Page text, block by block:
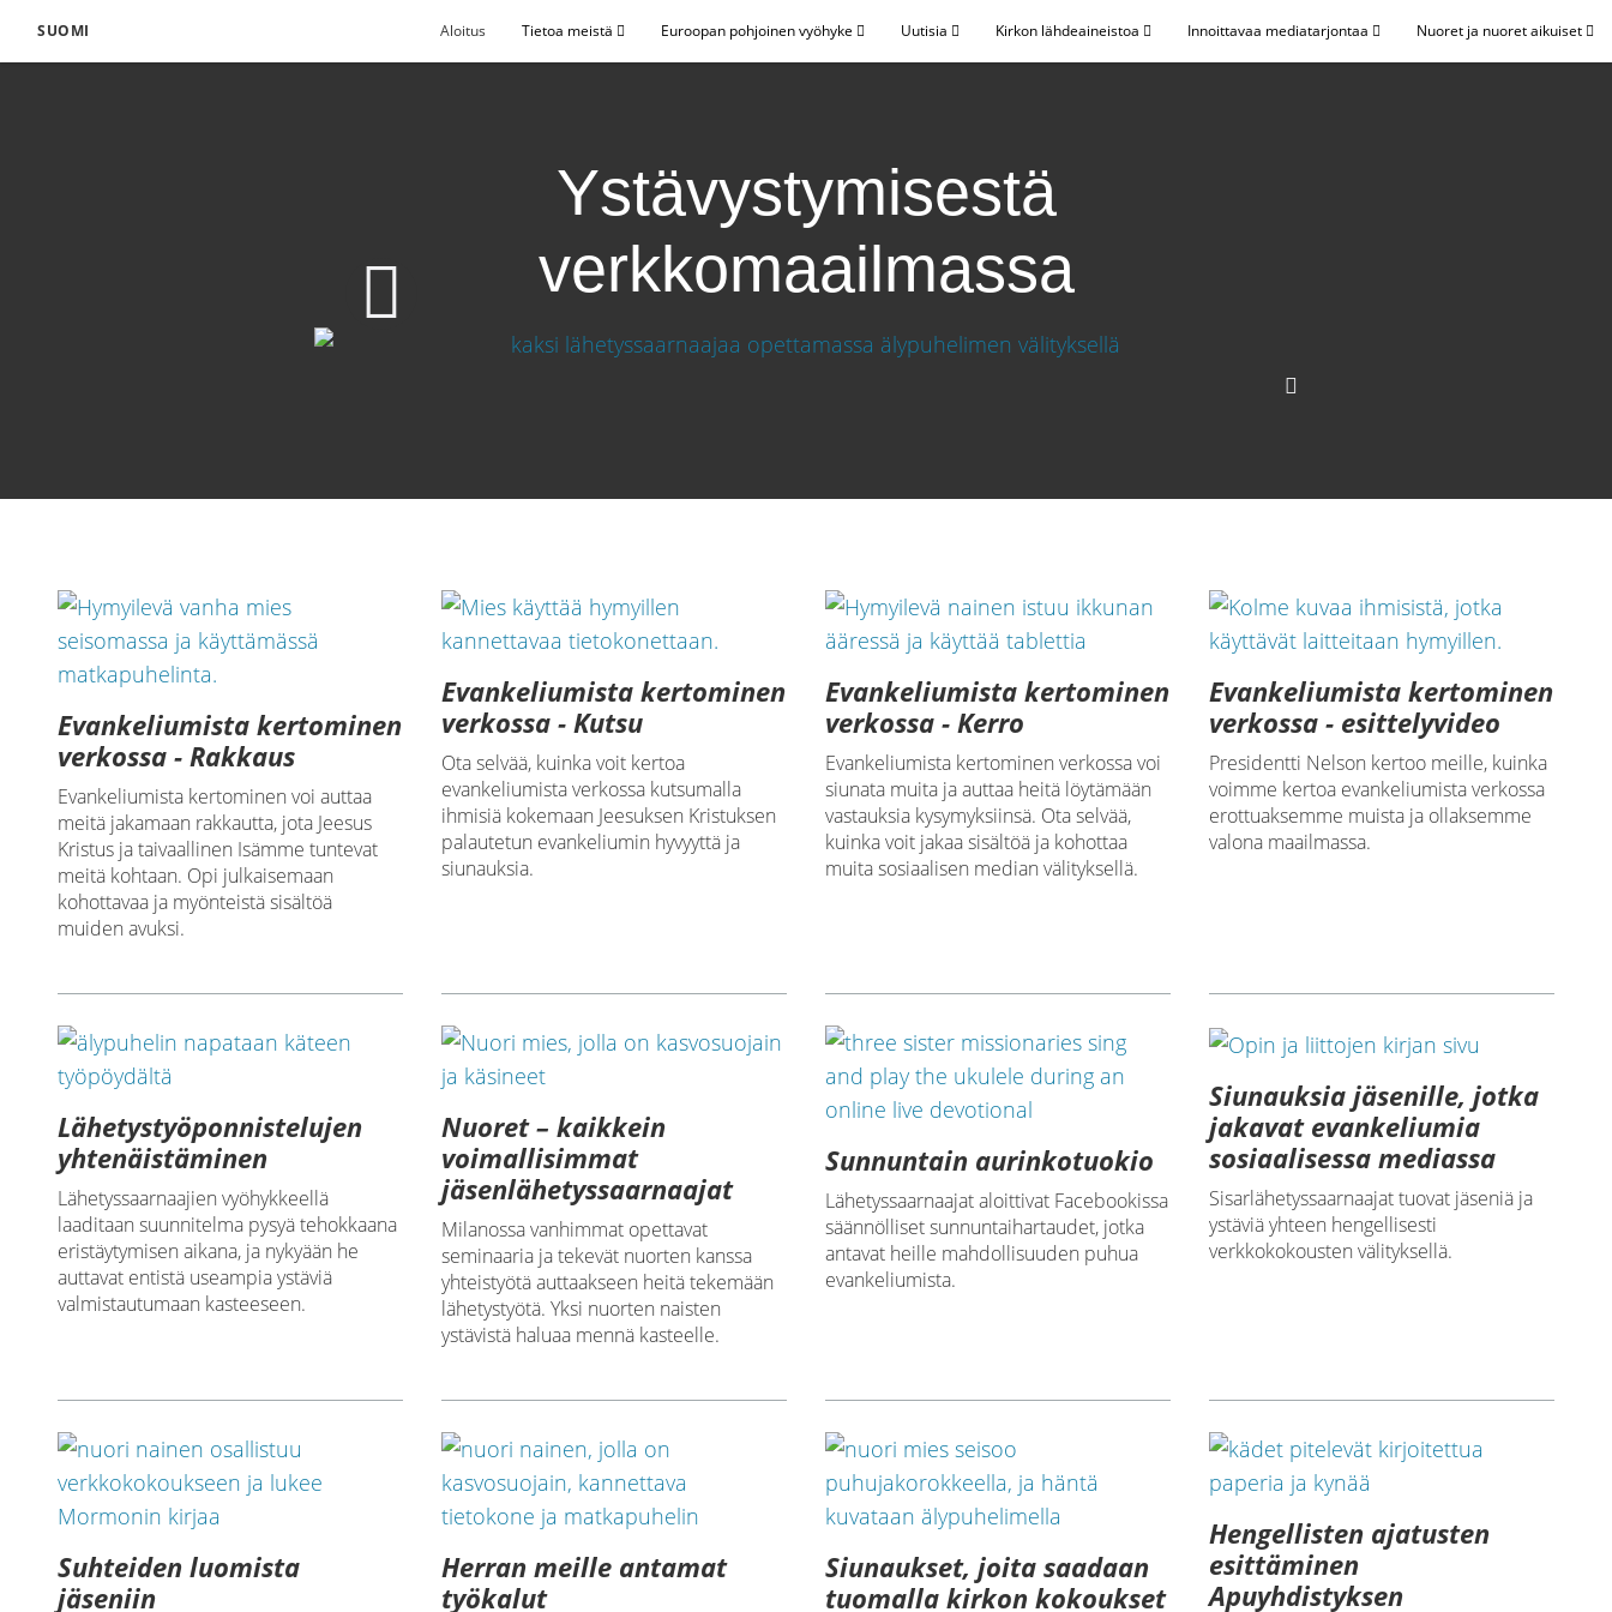
SUOMI Aloitus Tietoa meistä Euroopan pohjoinen vyöhyke Uutisia Kirkon lähdeaineistoa Innoittavaa mediatarjontaa Nuoret ja nuoret aikuiset
Ystävystymisestä
verkkomaailmassa
Evankeliumista kertominen
verkossa - Rakkaus
Evankeliumista kertominen voi auttaa
meitä jakamaan rakkautta, jota Jeesus
Kristus ja taivaallinen Isämme tuntevat
meitä kohtaan. Opi julkaisemaan
kohottavaa ja myönteistä sisältöä
muiden avuksi.
Evankeliumista kertominen
verkossa - Kutsu
Ota selvää, kuinka voit kertoa
evankeliumista verkossa kutsumalla
ihmisiä kokemaan Jeesuksen Kristuksen
palautetun evankeliumin hyvyyttä ja
siunauksia.
Evankeliumista kertominen
verkossa - Kerro
Evankeliumista kertominen verkossa voi
siunata muita ja auttaa heitä löytämään
vastauksia kysymyksiinsä. Ota selvää,
kuinka voit jakaa sisältöä ja kohottaa
muita sosiaalisen median välityksellä.
Evankeliumista kertominen
verkossa - esittelyvideo
Presidentti Nelson kertoo meille, kuinka
voimme kertoa evankeliumista verkossa
erottuaksemme muista ja ollaksemme
valona maailmassa.
Lähetystyöponnistelujen
yhtenäistäminen
Lähetyssaarnaajien vyöhykkeellä
laaditaan suunnitelma pysyä tehokkaana
eristäytymisen aikana, ja nykyään he
auttavat entistä useampia ystäviä
valmistautumaan kasteeseen.
Nuoret – kaikkein
voimallisimmat
jäsenlähetyssaarnaajat
Milanossa vanhimmat opettavat
seminaaria ja tekevät nuorten kanssa
yhteistyötä auttaakseen heitä tekemään
lähetystyötä. Yksi nuorten naisten
ystävistä haluaa mennä kasteelle.
Sunnuntain aurinkotuokio
Lähetyssaarnaajat aloittivat Facebookissa
säännölliset sunnuntaihartaudet, jotka
antavat heille mahdollisuuden puhua
evankeliumista.
Siunauksia jäsenille, jotka
jakavat evankeliumia
sosiaalisessa mediassa
Sisarlähetyssaarnaajat tuovat jäseniä ja
ystäviä yhteen hengellisesti
verkkokokousten välityksellä.
Suhteiden luomista
jäseniin
Herran meille antamat
työkalut
Siunaukset, joita saadaan
tuomalla kirkon kokoukset
Hengellisten ajatusten
esittäminen
Apuyhdistyksen